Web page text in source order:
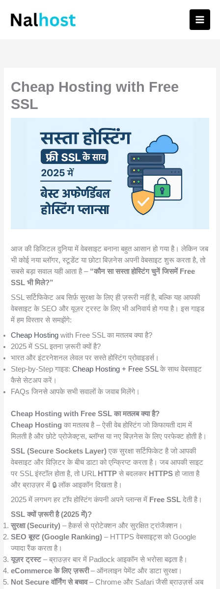
content
Cheap Hosting with Free
SSL
आज की डिजिटल दुनिया में वेबसाइट बनाना बहुत आसान हो गया है। लेकिन जब
भी कोई नया ब्लॉगर, स्टूडेंट या छोटा बिज़नेस अपनी वेबसाइट शुरू करता है, तो
सबसे बड़ा सवाल यही आता है – “कौन सा सस्ता होस्टिंग चुनें जिसमें Free
SSL भी मिले?”
SSL सर्टिफिकेट अब सिर्फ़ सुरक्षा के लिए ही ज़रूरी नहीं है, बल्कि यह आपकी
वेबसाइट के SEO और यूज़र ट्रस्ट के लिए भी अनिवार्य हो गया है। इस गाइड
में हम विस्तार से समझेंगे:
Cheap Hosting with Free SSL का मतलब क्या है?
2025 में SSL इतना ज़रूरी क्यों है?
भारत और इंटरनेशनल लेवल पर सस्ते होस्टिंग प्रोवाइडर्स।
Step-by-Step गाइड:Cheap Hosting + Free SSL के साथ वेबसाइट
कैसे सेटअप करें।
FAQs जिनसे आपके सभी सवालों के जवाब मिलेंगे।
Cheap Hosting with Free SSL का मतलब क्या है?
Cheap Hosting का मतलब है – ऐसी वेब होस्टिंग जो किफायती दाम में
मिलती है और छोटे प्रोजेक्ट्स, ब्लॉग्स या नए बिज़नेस के लिए परफेक्ट होती है।
SSL (Secure Sockets Layer) एक सुरक्षा सर्टिफिकेट है जो आपकी
वेबसाइट और विज़िटर के बीच डाटा को एन्क्रिप्ट करता है। जब आपकी साइट
पर SSL इंस्टॉल होता है, तो URL
HTTP से बदलकर HTTPS हो जाता है
और ब्राउज़र में 🔒 लॉक आइकॉन दिखता है।
2025 में लगभग हर टॉप होस्टिंग कंपनी अपने प्लान्स में Free SSL देती है।
SSL क्यों ज़रूरी है (2025 में)?
सुरक्षा (Security) – हैकर्स से प्रोटेक्शन और सुरक्षित ट्रांजैक्शन।
SEO बूस्ट (Google Ranking) – HTTPS वेबसाइट्स को Google
ज्यादा रैंक करता है।
यूज़र ट्रस्ट– ब्राउज़र बार में Padlock आइकॉन से भरोसा बढ़ता है।
eCommerce के लिए ज़रूरी– ऑनलाइन पेमेंट और डाटा सुरक्षा।
Not Secure वॉर्निंग से बचाव– Chrome और Safari जैसी ब्राउज़र्स अब